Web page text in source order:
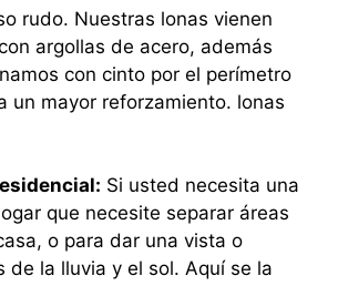
rudo. Nuestras lonas vienen
argollas de acero, además
con cinto por el perímetro
un mayor reforzamiento. lonas
Si usted necesita una
que necesite separar áreas
o para dar una vista o
de la lluvia y el sol. Aquí se la